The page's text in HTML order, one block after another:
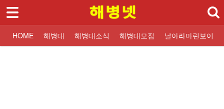
HOME 해병대 해병대소식 해병대모집 날아라마린보이
로그인
HOME